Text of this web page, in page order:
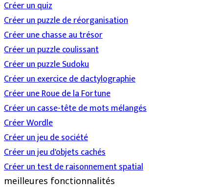
Créer un quiz
Créer un puzzle de réorganisation
Créer une chasse au trésor
Créer un puzzle coulissant
Créer un puzzle Sudoku
Créer un exercice de dactylographie
Créer une Roue de la Fortune
Créer un casse-tête de mots mélangés
Créer Wordle
Créer un jeu de société
Créer un jeu d'objets cachés
Créer un test de raisonnement spatial
meilleures fonctionnalités